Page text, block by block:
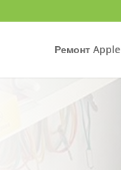
Ремонт Apple